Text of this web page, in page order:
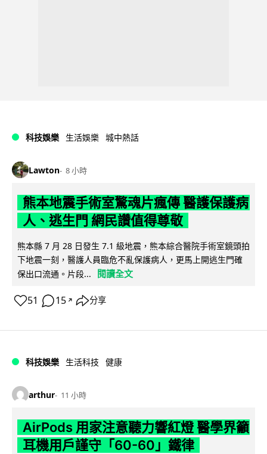
科技娛樂 生活娛樂 城中熱話
Lawton 8 小時
熊本地震手術室驚魂片瘋傳 醫護保護病
人、逃生門 網民讚值得尊敬
熊本縣 7 月 28 日發生 7.1 級地震，熊本綜合醫院手術室鏡頭拍
下地震一刻，醫護人員臨危不亂保護病人，更馬上開逃生門確
保出口流通。片段...
閱讀全文
51 15 ↗ 分享
科技娛樂 生活科技 健康
arthur 11 小時
AirPods 用家注意聽力響紅燈 醫學界籲
耳機用戶謹守「60-60」鐵律